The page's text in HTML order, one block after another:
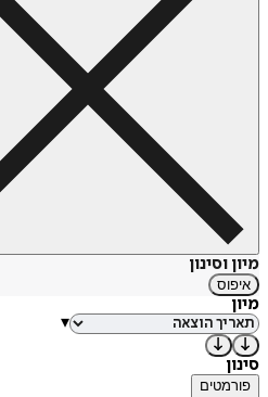
מיון וסינון
איפוס
מיון
▾
סינון
פורמטים